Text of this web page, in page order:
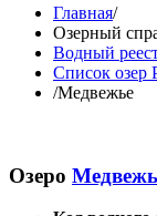
Главная/
Озерный
Водный
Список озер
/Медвежье
Озеро